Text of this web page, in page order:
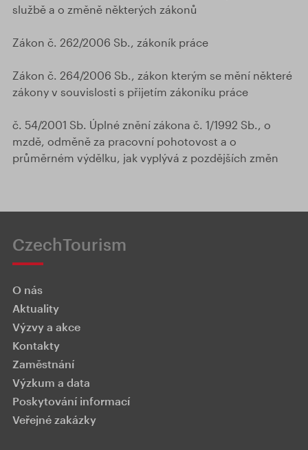
službě a o změně některých zákonů
Zákon č. 262/2006 Sb., zákoník práce
Zákon č. 264/2006 Sb., zákon kterým se mění některé
zákony v souvislosti s přijetím zákoníku práce
č. 54/2001 Sb. Úplné znění zákona č. 1/1992 Sb., o
mzdě, odměně za pracovní pohotovost a o
průměrném výdělku, jak vyplývá z pozdějších změn
CzechTourism
O nás
Aktuality
Výzvy a akce
Kontakty
Zaměstnání
Výzkum a data
Poskytování informací
Veřejné zakázky